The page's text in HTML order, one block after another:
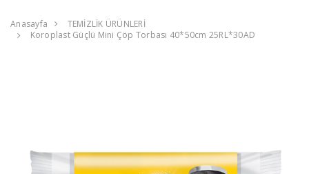
Anasayfa
TEMİZLİK ÜRÜNLERİ
Koroplast Güçlü Mini Çöp Torbası 40*50cm 25RL*30AD